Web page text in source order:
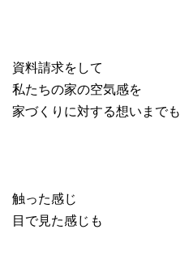
資料請求をして
私たちの家の空気感を
家づくりに対する想いまでも
触った感じ
目で見た感じも